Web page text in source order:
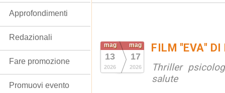
mag
13
2026
mag
17
2026
FILM "EVA" DI
Thriller
salute
Approfondimenti
Redazionali
Fare promozione
Promuovi evento